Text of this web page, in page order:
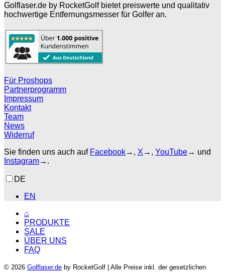
Golflaser.de by RocketGolf bietet preiswerte und qualitativ
hochwertige Entfernungsmesser für Golfer an.
Für Proshops
Partnerprogramm
Impressum
Kontakt
Team
News
Widerruf
Sie finden uns auch auf Facebook→, X →, YouTube→ und
Instagram→.
DE
EN
⌂
PRODUKTE
SALE
ÜBER UNS
FAQ
© 2026 Golflaser.de by RocketGolf | Alle Preise inkl. der gesetzlichen